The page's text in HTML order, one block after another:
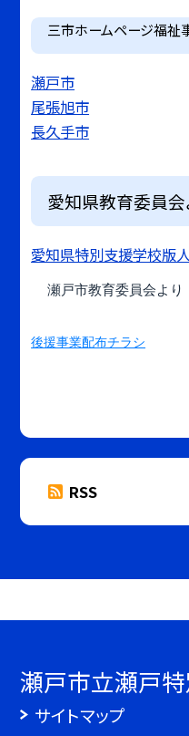
三市ホームページ福祉
瀬戸市
尾張旭市
長久手市
愛知県教育委員会
愛知県特別支援学校版
瀬戸市教育委員会より
後援事業配布チラシ
RSS
瀬戸市立瀬戸
サイトマップ